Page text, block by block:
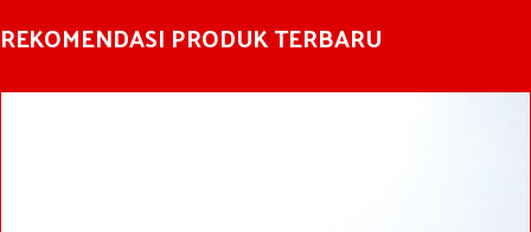
REKOMENDASI PRODUK TERBARU